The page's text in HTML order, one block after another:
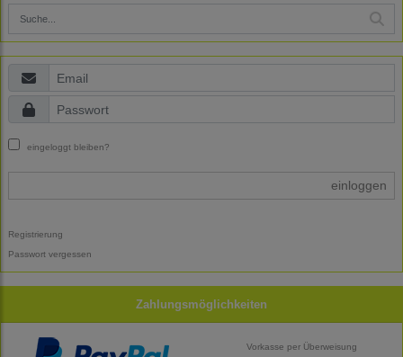
eingeloggt bleiben?
einloggen
Registrierung
Passwort vergessen
Zahlungsmöglichkeiten
Vorkasse per Überweisung